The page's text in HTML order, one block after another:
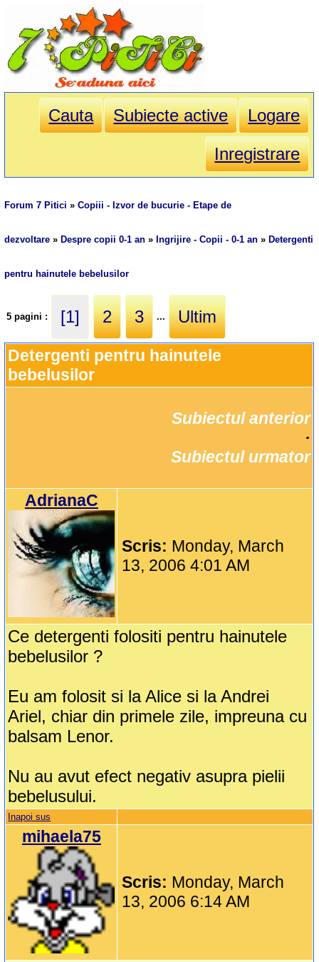
Cauta Subiecte active
Logare
Inregistrare
Forum 7 Pitici »Copiii - Izvor de bucurie - Etape de
dezvoltare » Despre copii 0-1 an » Ingrijire - Copii - 0-1 an » Detergenti
pentru hainutele bebelusilor
5 pagini : [1] 2 3 ... Ultim
Detergenti pentru hainutele
bebelusilor
Subiectul anterior
Subiectul urmator
AdrianaC
Scris: Monday, March
13, 2006 4:01 AM
Ce detergenti folositi pentru hainutele
bebelusilor ?
Eu am folosit si la Alice si la Andrei
Ariel, chiar din primele zile, impreuna cu
balsam Lenor.
Nu au avut efect negativ asupra pielii
bebelusului.
Inapoi sus
mihaela75
Scris: Monday, March
13, 2006 6:14 AM